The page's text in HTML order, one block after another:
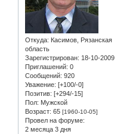
Откуда: Касимов, Рязанская
область
Зарегистрирован: 18-10-2009
Приглашений: 0
Сообщений: 920
Уважение: [+100/-0]
Позитив: [+294/-15]
Пол: Мужской
Возраст: 65 [1960-10-05]
Провел на форуме:
2 месяца 3 дня